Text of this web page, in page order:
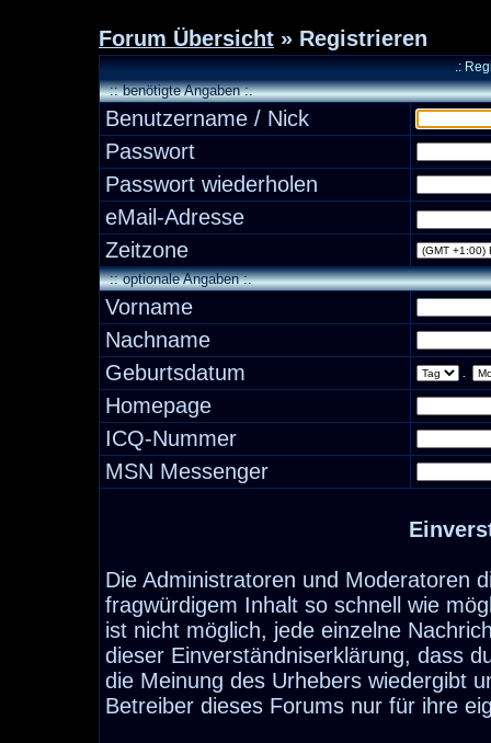
Forum Übersicht » Registrieren
.:
:: benötigte Angaben :.
Benutzername / Nick
Passwort
Passwort wiederholen
eMail-Adresse
Zeitzone
:: optionale Angaben :.
Vorname
Nachname
Geburtsdatum
Homepage
ICQ-Nummer
MSN Messenger
Die Administratoren und Moderatoren
fragwürdigem Inhalt so schnell wie
ist nicht möglich, jede einzelne
dieser Einverständniserklärung, dass
die Meinung des Urhebers wiedergibt
Betreiber dieses Forums nur für ihre